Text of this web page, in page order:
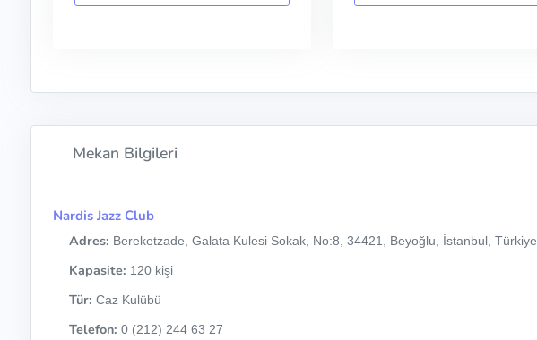
Mekan Bilgileri
Nardis Jazz Club
Adres: Bereketzade, Galata Kulesi Sokak, No:8, 34421, Beyoğlu, İstanbul, Türkiye
Kapasite: 120 kişi
Tür: Caz Kulübü
Telefon: 0 (212) 244 63 27